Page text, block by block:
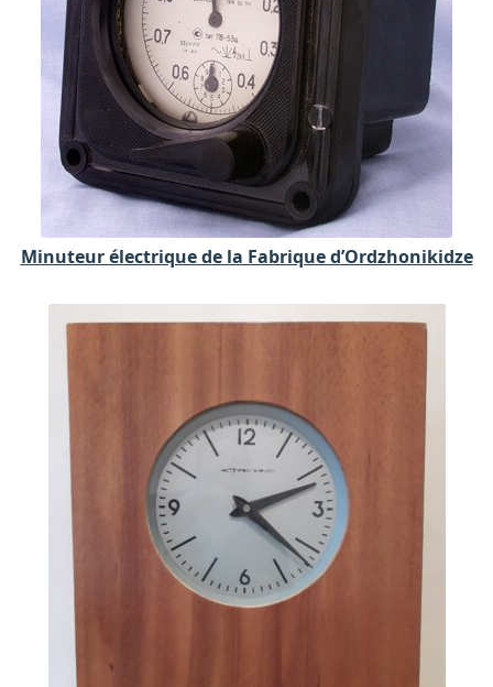
Minuteur électrique de la Fabrique d’Ordzhonikidze